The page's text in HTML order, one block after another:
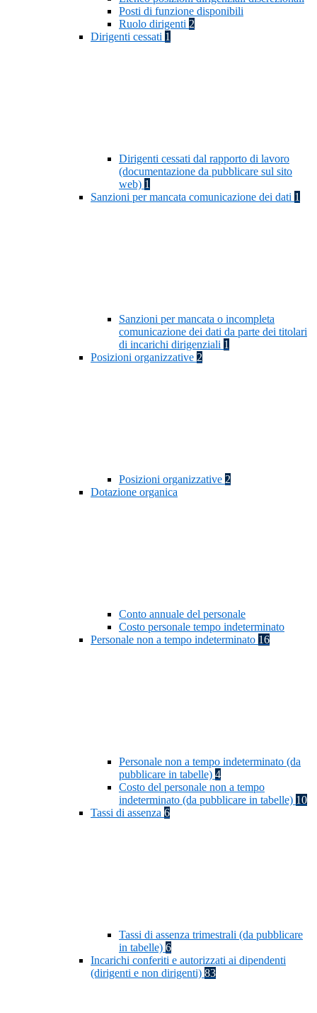
Posti di funzione disponibili
Ruolo dirigenti 2
Dirigenti cessati 1
Dirigenti cessati dal rapporto di lavoro
(documentazione da pubblicare sul sito
web) 1
Sanzioni per mancata comunicazione dei dati 1
Sanzioni per mancata o incompleta
comunicazione dei dati da parte dei titolari
di incarichi dirigenziali 1
Posizioni organizzative 2
Posizioni organizzative 2
Dotazione organica
Conto annuale del personale
Costo personale tempo indeterminato
Personale non a tempo indeterminato 16
Personale non a tempo indeterminato (da
pubblicare in tabelle) 4
Costo del personale non a tempo
indeterminato (da pubblicare in tabelle) 10
Tassi di assenza 6
Tassi di assenza trimestrali (da pubblicare
in tabelle) 6
Incarichi conferiti e autorizzati ai dipendenti
(dirigenti e non dirigenti) 83